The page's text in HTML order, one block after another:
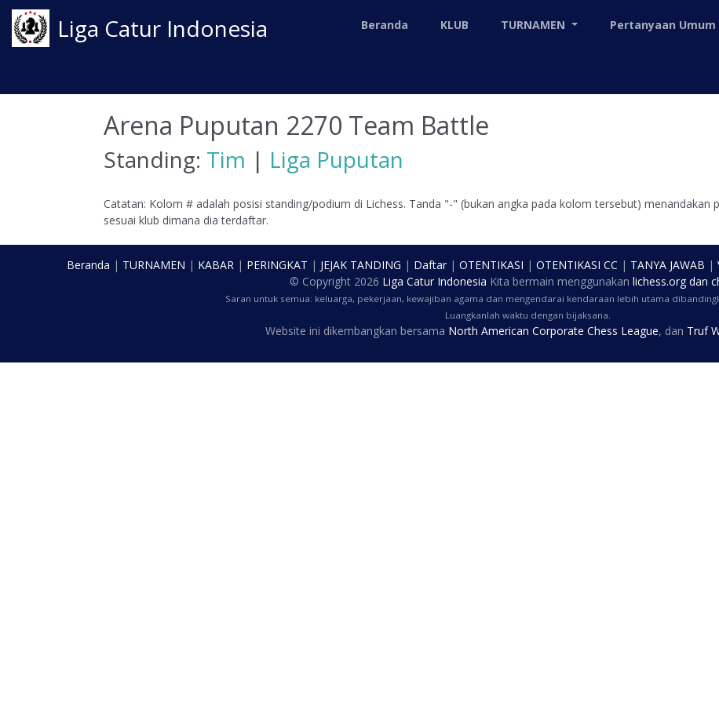
Liga Catur Indonesia Beranda KLUB TURNAMEN Pertanyaan Umum
Arena Puputan 2270 Team Battle
Standing: Tim | Liga Puputan
Catatan: Kolom # adalah posisi standing/podium di Lichess. Tanda "-" (bukan angka pada kolom tersebut) menandakan
sesuai klub dimana dia terdaftar.
Beranda | TURNAMEN | KABAR| PERINGKAT | JEJAK TANDING | Daftar| OTENTIKASI | OTENTIKASI CC | TANYA JAWAB |
© Copyright 2026 Liga Catur Indonesia Kita bermain menggunakan lichess.org dan
Saran untuk semua: keluarga, pekerjaan, kewajiban agama dan mengendarai kendaraan lebih utama
Luangkanlah waktu dengan bijaksana.
Website ini dikembangkan bersama North American Corporate Chess League, dan Truf